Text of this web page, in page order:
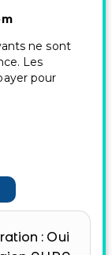
ne sont
Les
pour
: Oui